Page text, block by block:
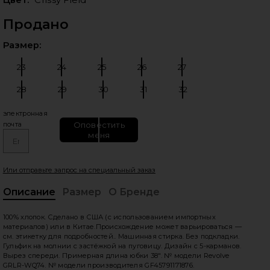
слайды
Продано
Размер:
Размер:
23 Размер:
24 Размер:
25 Размер:
26 27
Размер:
28 Размер:
29 Размер:
30 Размер:
31 32
электронная
почта
Оповестить
меня
Или отправьте запрос на специальный заказ
Описание
Размер О Бренде
100% хлопок. Сделано в США (с использованием импортных
материалов) или в Китае.Происхождение может варьироваться —
см. этикетку для подробностей.. Машинная стирка. Без подкладки.
Гульфик на молнии с застёжкой на пуговицу. Дизайн с 5-карманов.
Вырез спереди. Примерная длина юбки 38". № модели Revolve
GRLR-WQ74. № модели производителя GF45791171876.